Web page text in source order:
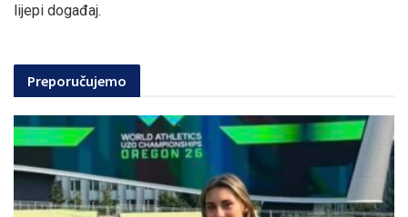
lijepi događaj.
Preporučujemo